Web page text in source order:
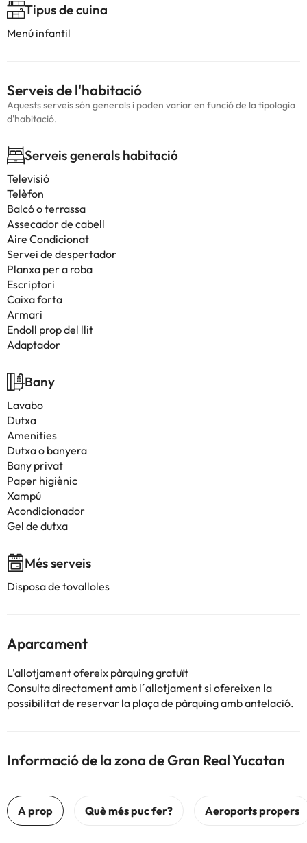
Tipus de cuina
Menú infantil
Serveis de l'habitació
Aquests serveis són generals i poden variar en funció de la tipologia
d'habitació.
Serveis generals habitació
Televisió
Telèfon
Balcó o terrassa
Assecador de cabell
Aire Condicionat
Servei de despertador
Planxa per a roba
Escriptori
Caixa forta
Armari
Endoll prop del llit
Adaptador
Bany
Lavabo
Dutxa
Amenities
Dutxa o banyera
Bany privat
Paper higiènic
Xampú
Acondicionador
Gel de dutxa
Més serveis
Disposa de tovalloles
Aparcament
L'allotjament ofereix pàrquing gratuït
Consulta directament amb l´allotjament si ofereixen la
possibilitat de reservar la plaça de pàrquing amb antelació.
Informació de la zona de Gran Real Yucatan